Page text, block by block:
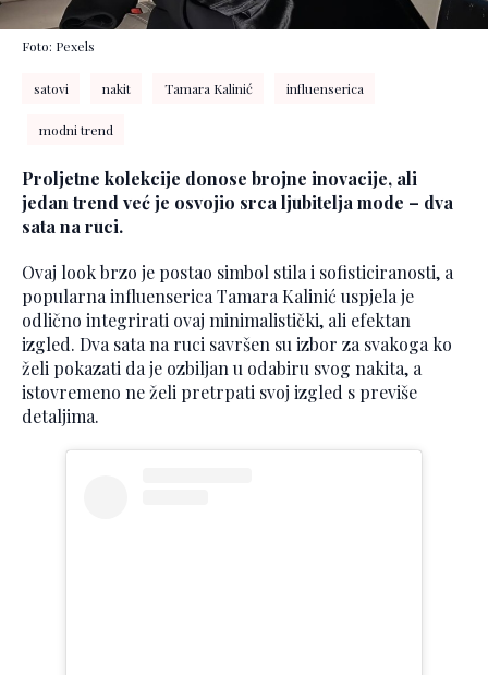
Foto: Pexels
satovi nakit Tamara Kalinić influenserica
modni trend
Proljetne kolekcije donose brojne inovacije, ali
jedan trend već je osvojio srca ljubitelja mode – dva
sata na ruci.
Ovaj look brzo je postao simbol stila i sofisticiranosti, a
popularna influenserica Tamara Kalinić uspjela je
odlično integrirati ovaj minimalistički, ali efektan
izgled. Dva sata na ruci savršen su izbor za svakoga ko
želi pokazati da je ozbiljan u odabiru svog nakita, a
istovremeno ne želi pretrpati svoj izgled s previše
detaljima.